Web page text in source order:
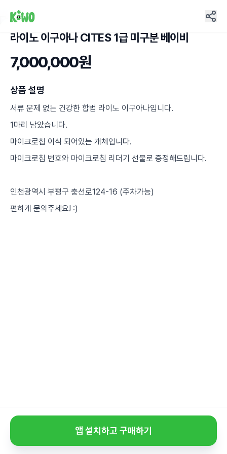
라이노 이구아나 CITES 1급 미구분 베이비
7,000,000원
상품 설명
서류 문제 없는 건강한 합법 라이노 이구아나입니다.
1마리 남았습니다.
마이크로칩 이식 되어있는 개체입니다.
마이크로칩 번호와 마이크로칩 리더기 선물로 증정해드립니다.
인천광역시 부평구 충선로124-16 (주차가능)
편하게 문의주세요! :)
앱 설치하고 구매하기